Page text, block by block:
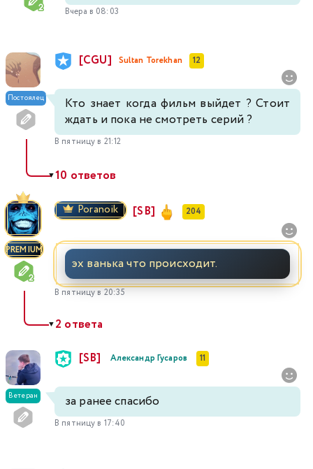
Вчера в 08:03
Постоялец
[CGU] Sultan Torekhan 12
Кто знает когда фильм выйдет ? Стоит
ждать и пока не смотреть серий ?
В пятницу в 21:12
▼10 ответов
PREMIUM
Poranoik [SB] 204
эх ванька что происходит.
В пятницу в 20:35
▼2 ответа
Ветеран
[SB] Александр Гусаров 11
за ранее спасибо
В пятницу в 17:40